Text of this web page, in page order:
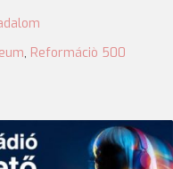
, Reformáciò 500